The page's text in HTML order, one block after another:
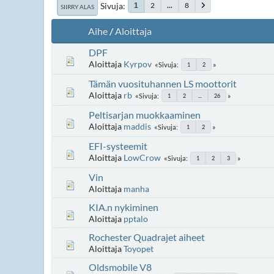
SIIRRY ALAS Sivuja 1 2 ... 8
Aihe/Aloittaja
DPF
Aloittaja Kyrpov Sivuja 1 2
Tämän vuosituhannen LS moottorit
Aloittaja rb Sivuja 1 2 26
Peltisarjan muokkaaminen
Aloittaja maddis Sivuja 1 2
EFI-systeemit
Aloittaja LowCrow Sivuja 1 2 3
Vin
Aloittaja manha
KIA.n nykiminen
Aloittaja pptalo
Rochester Quadrajet aiheet
AloittajaToyopet
Oldsmobile V8